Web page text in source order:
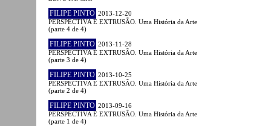
FILIPE PINTO 2013-12-20
PERSPECTIVA E EXTRUSÃO. Uma História da Arte
(parte 4 de 4)
FILIPE PINTO 2013-11-28
PERSPECTIVA E EXTRUSÃO. Uma História da Arte
(parte 3 de 4)
FILIPE PINTO 2013-10-25
PERSPECTIVA E EXTRUSÃO. Uma História da Arte
(parte 2 de 4)
FILIPE PINTO 2013-09-16
PERSPECTIVA E EXTRUSÃO. Uma História da Arte
(parte 1 de 4)